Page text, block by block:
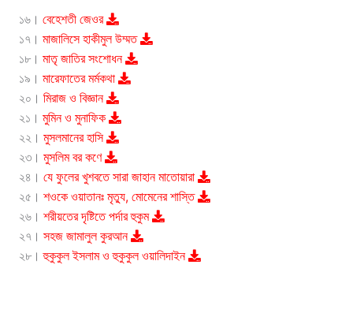
১৬। বেহেশতী জেওর
১৭। মাজালিসে হাকীমুল উম্মত
১৮। মাতৃ জাতির সংশোধন
১৯। মারেফাতের মর্মকথা
২০। মিরাজ ও বিজ্ঞান
২১। মুমিন ও মুনাফিক
২২। মুসলমানের হাসি
২৩। মুসলিম বর কণে
২৪। যে ফুলের খুশবতে সারা জাহান মাতোয়ারা
২৫। শওকে ওয়াতানঃ মৃত্যু, মোমেনের শাস্তি
২৬। শরীয়তের দৃষ্টিতে পর্দার হুকুম
২৭। সহজ জামালুল কুরআন
২৮।হুকুকুল ইসলাম ও হুকুকুল ওয়ালিদাইন